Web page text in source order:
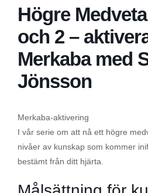
Högre
och 2 –
Merkaba med
Jönsson
Merkaba-aktivering
I vår serie om att nå ett högre
nivåer av kunskap som kommer
bestämt från ditt hjärta.
besök. Om
du nekar de
här kakorna
viss
funktionalitet
att försvinna
hemsidan.
Marknadsföring
med dig av dina